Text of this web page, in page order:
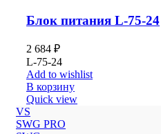
Блок питания L-75-24
2 684 ₽
L-75-24
Add to wishlist
В корзину
Quick view
VS
SWG PRO